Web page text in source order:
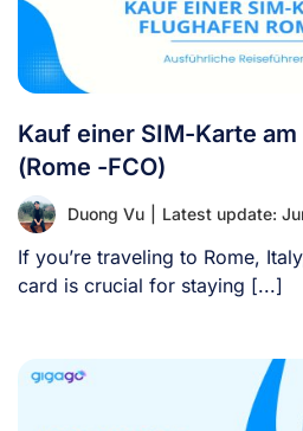
Kauf einer SIM-Karte
(Rome -FCO)
Duong Vu Latest update:
If you’re traveling to Rome,
card is crucial for staying [...]